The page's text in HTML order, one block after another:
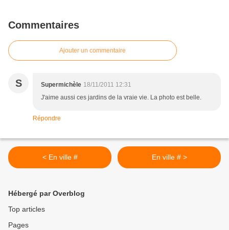
Commentaires
Ajouter un commentaire
S Supermichèle 18/11/2011 12:31
J'aime aussi ces jardins de la vraie vie. La photo est belle.
Répondre
< En ville # En ville # >
Hébergé par Overblog
Top articles
Pages